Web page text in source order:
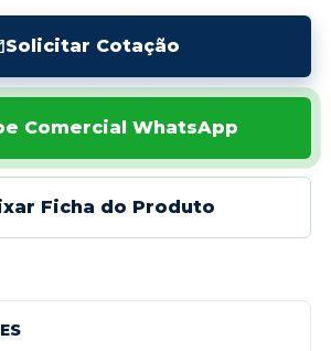
Solicitar Cotação
Comercial WhatsApp
Ficha do Produto